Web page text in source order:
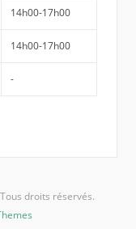
14h00-17h00
14h00-17h00
-
droits réservés.